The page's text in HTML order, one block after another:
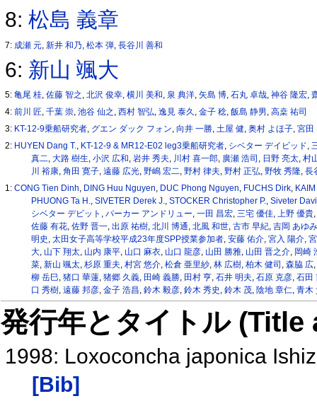
8:松島 義章
7: 成瀬 元 ,新井 和乃 ,松本 弾 ,長谷川 善和
6: 新山 颯大
5:亀尾 桂 ,佐藤 智之 ,北沢 俊幸 ,横川 美和 泉 典洋 ,矢島 博 ,石丸 卓哉 ,神谷 隆宏 ,
4:前川 匠 ,千葉 崇 ,池谷 仙之 ,西村 智弘 ,逸見 泰久 ,金子 稔 ,飯島 静男 ,高桒 祐司
3: KT-12-9乗船研究者 グエン ダック フォン ,向井 一勝 土屋 健 ,奥村 よほ子 ,宮田
2: HUYEN Dang T. KT-12-9 & MR12-E02 leg3乗船研究者 シベター デイビッド
真二 大路 樹生 小沢 広和 岩井 秀夫 川村 喜一郎, 廣瀬 浩司 日野 亮太, 村
川 裕康, 角田 寛子, 遠藤 広光, 野嶋 宏二 野村 律夫 野村 正弘 野牧 秀隆, 長
1:CONG Tien Dinh DING Huu Nguyen DUC Phong Nguyen FUCHS Dirk
PHUONG Ta H.
SIVETER Derek J. STOCKER Christopher P. Siveter
シベター デビット
パーカー アンドリュー 一田 昌宏, 三宅 優佳, 上野 優貴,
佐藤 有花, 佐野 晋一, 出原 祐樹, 北川 博通 北風 和世, 古市 早紀, 吉岡 あゆみ
明史 太田女子高等学校平成23年度SPP授業参加者, 安藤 佑介, 宮入 陽介,
大, 山下 翔太, 山内 康平, 山口 麻衣, 山口 龍彦, 山田 勝雅, 山田 晋之介, 岡崎
菜, 新山 颯太, 杉原 重夫 村宮 悠介, 松倉 亜里紗, 林 広樹, 柏木 健司 森脇 広,
柳 岳巳 猪口 華蓮, 猪郷 久義, 田崎 義勝, 田村 亨, 石井 明夫 石原 克彦, 石田
口 秀樹, 遠藤 邦彦, 金子 浩昌 鈴木 毅彦, 鈴木 秀史 鈴木 茂, 陰地 章仁 青木
発行年とタイトル
1998: Loxoconcha japonica
[Bib]